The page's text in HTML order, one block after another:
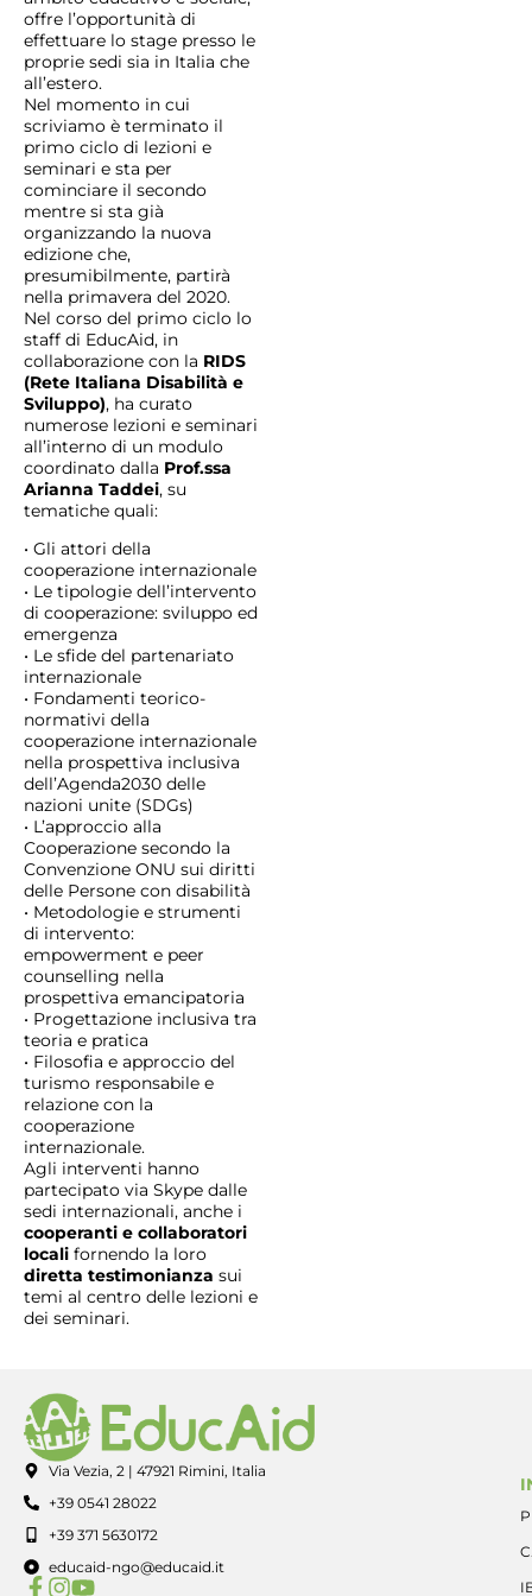
offre l’opportunità di
effettuare lo stage presso le
proprie sedi sia in Italia che
all’estero.
Nel momento in cui
scriviamo è terminato il
primo ciclo di lezioni e
seminari e sta per
cominciare il secondo
mentre si sta già
organizzando la nuova
edizione che,
presumibilmente, partirà
nella primavera del 2020.
Nel corso del primo ciclo lo
staff di EducAid, in
collaborazione con la RIDS
(Rete Italiana Disabilità e
Sviluppo), ha curato
numerose lezioni e seminari
all’interno di un modulo
coordinato dalla Prof.ssa
Arianna Taddei, su
tematiche quali:
• Gli attori della
cooperazione internazionale
• Le tipologie dell’intervento
di cooperazione: sviluppo ed
emergenza
• Le sfide del partenariato
internazionale
• Fondamenti teorico-
normativi della
cooperazione internazionale
nella prospettiva inclusiva
dell’Agenda2030 delle
nazioni unite (SDGs)
• L’approccio alla
Cooperazione secondo la
Convenzione ONU sui diritti
delle Persone con disabilità
• Metodologie e strumenti
di intervento:
empowerment e peer
counselling nella
prospettiva emancipatoria
• Progettazione inclusiva tra
teoria e pratica
• Filosofia e approccio del
turismo responsabile e
relazione con la
cooperazione
internazionale.
Agli interventi hanno
partecipato via Skype dalle
sedi internazionali, anche i
cooperanti e collaboratori
locali fornendo la loro
diretta testimonianza sui
temi al centro delle lezioni e
dei seminari.
Via Vezia, 2 | 47921 Rimini, Italia
+39 0541 28022
+39 371 5630172
educaid-ngo@educaid.it